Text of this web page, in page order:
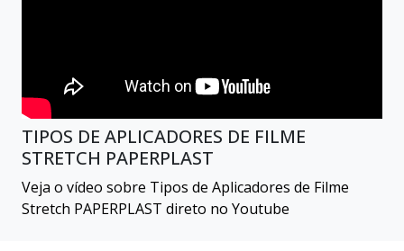
TIPOS DE APLICADORES DE FILME
STRETCH PAPERPLAST
Veja o vídeo sobre Tipos de Aplicadores de Filme
Stretch PAPERPLAST direto no Youtube